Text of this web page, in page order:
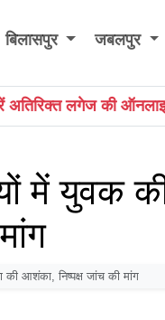
बिलासपुर जबलपुर
हवाई यात्रा जैसी
में युवक
की आशंका, निष्पक्ष जांच की मांग